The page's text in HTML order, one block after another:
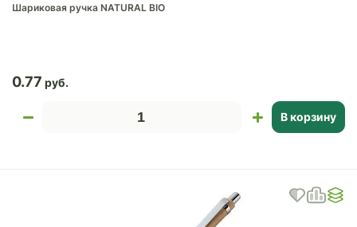
Шариковая ручка NATURAL BIO
0.77
В корзину